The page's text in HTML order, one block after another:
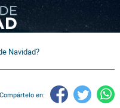
Navidad?
Compártelo en: